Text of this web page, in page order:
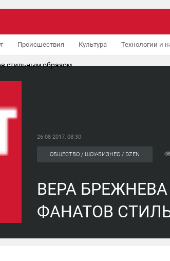
Происшествия Культура Технологии и
стильным образом
26-08-2017, 08:30
ОБЩЕСТВО / ШОУ-БИЗНЕС / DZEN
ВЕРА
ФАНАТОВ